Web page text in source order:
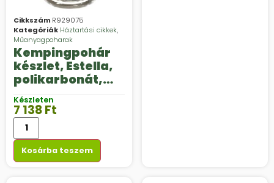
Cikkszám R929075
Kategóriák Háztartási cikkek,
Műanyagpoharak
Kempingpohár
készlet, Estella,
polikarbonát,
búzasörös
pohár, 500 ml, 25
cmxø8 cm
Készleten
7 138Ft
Kosárba teszem